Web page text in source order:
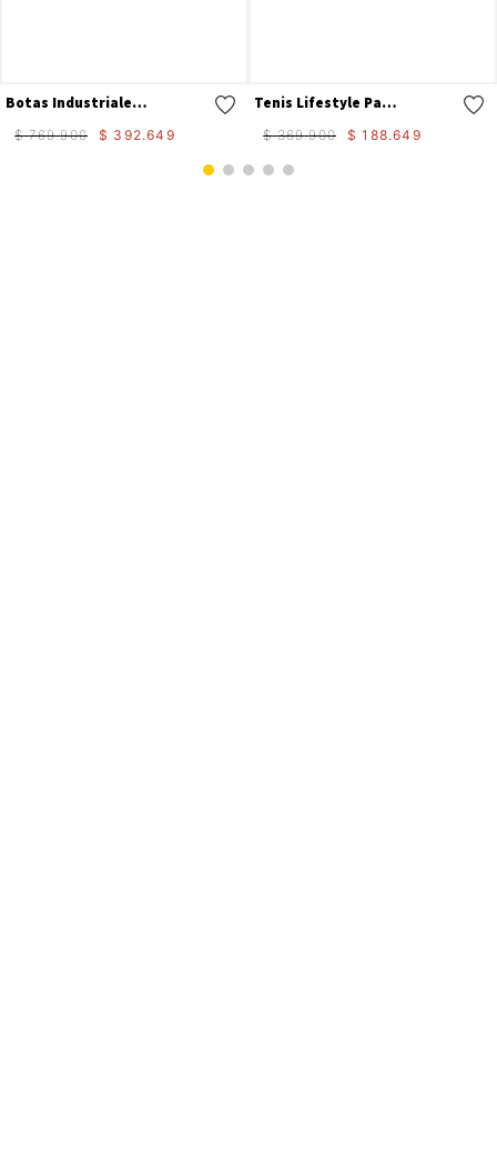
Botas Industriales Propulsion Ct Aus Para Mujer
$ 769.900 $ 392.649
Tenis Lifestyle Pause Retro Canvas W Para Mujer
$ 369.900 $ 188.649